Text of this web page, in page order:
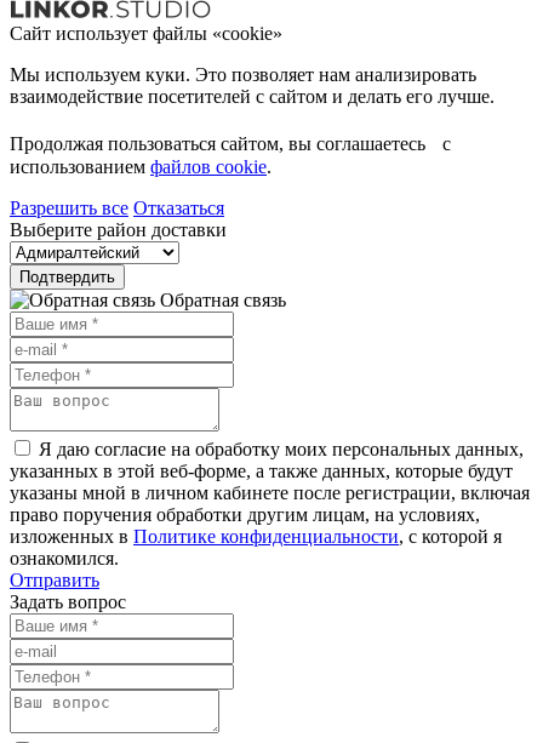
Сайт использует файлы «cookie»
Мы используем куки. Это позволяет нам анализировать
взаимодействие посетителей с сайтом и делать его лучше.
Продолжая пользоваться сайтом, вы соглашаетесь с
использованием файлов cookie.
Разрешить все Отказаться
Выберите район доставки
Подтвердить
Обратная связь
Я даю согласие на обработку моих персональных данных,
указанных в этой веб-форме, а также данных, которые будут
указаны мной в личном кабинете после регистрации, включая
право поручения обработки другим лицам, на условиях,
изложенных в Политике конфиденциальности, с которой я
ознакомился.
Отправить
Задать вопрос